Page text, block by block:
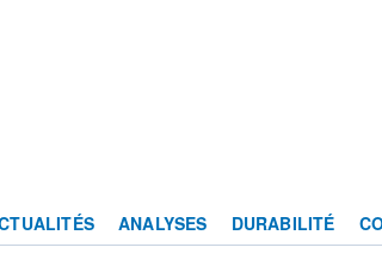
ANALYSES DURABILITÉ